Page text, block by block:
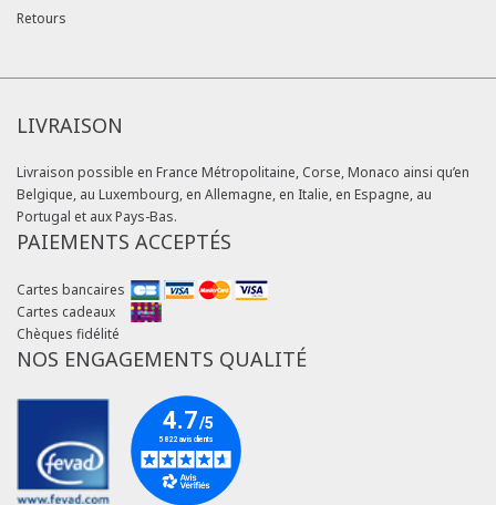
Retours
LIVRAISON
Livraison possible en France Métropolitaine, Corse, Monaco ainsi qu’en
Belgique, au Luxembourg, en Allemagne, en Italie, en Espagne, au
Portugal et aux Pays-Bas.
PAIEMENTS ACCEPTÉS
Cartes bancaires
Cartes cadeaux
Chèques fidélité
NOS ENGAGEMENTS QUALITÉ